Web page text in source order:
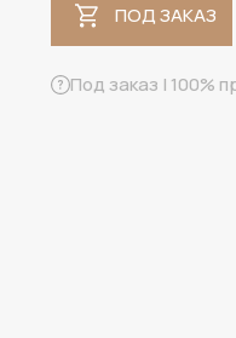
ПОД ЗАКАЗ
Под заказ | 100%